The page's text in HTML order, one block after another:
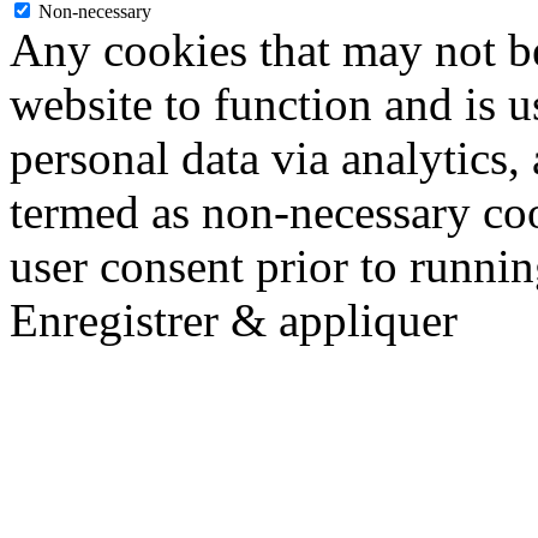
Non-necessary
Any cookies that may not
website to function and is
personal data via analytics,
termed as non-necessary
user consent prior to
Enregistrer & appliquer